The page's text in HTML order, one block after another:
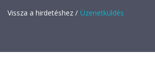
Vissza a hirdetéshez / Üzenetküldés